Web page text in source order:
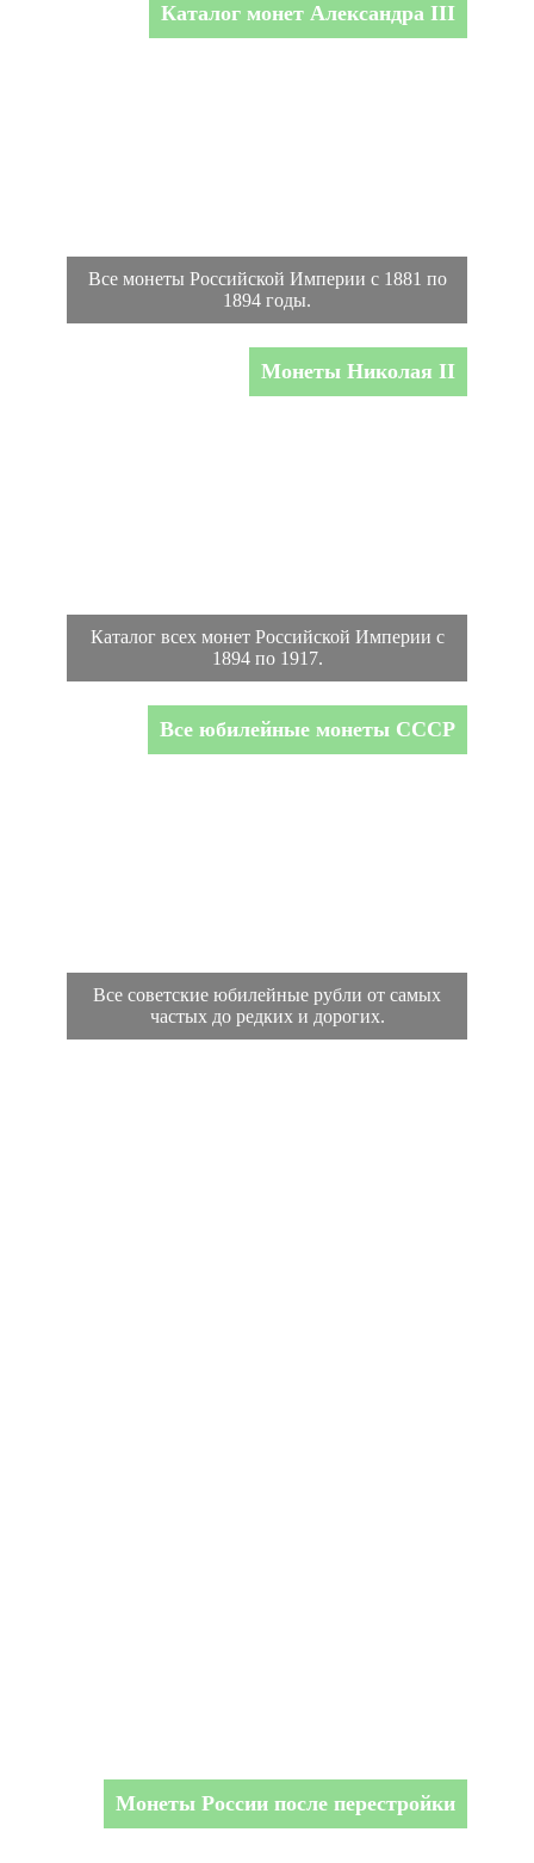
Каталог монет Александра III
Все монеты Российской Империи с 1881 по
1894 годы.
Монеты Николая II
Каталог всех монет Российской Империи с
1894 по 1917.
Все юбилейные монеты СССР
Все советские юбилейные рубли от самых
частых до редких и дорогих.
Монеты России после перестройки